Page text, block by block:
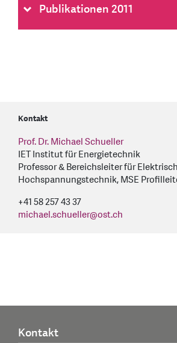
Publikationen 2011
Kontakt
Prof. Dr. Michael Schueller
IET Institut für Energietechnik
Professor & Bereichsleiter für
Hochspannungstechnik, MSE
+41 58 257 43 37
michael.schueller@ost.ch
Kontakt